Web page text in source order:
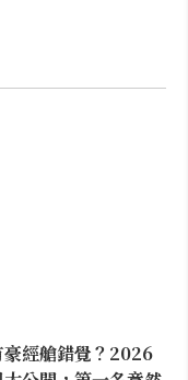
經艙錯覺？2026